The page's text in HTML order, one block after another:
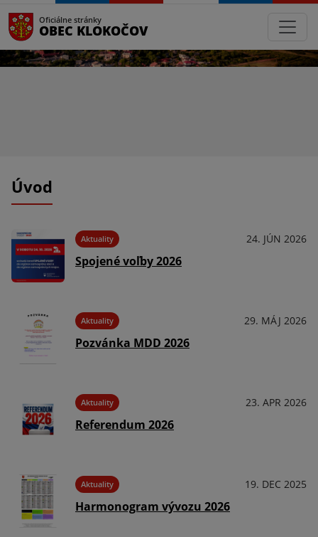
Oficiálne stránky
OBEC KLOKOČOV
Úvod
Aktuality 24. JÚN 2026
Spojené voľby 2026
Aktuality 29. MÁJ 2026
Pozvánka MDD 2026
Aktuality 23. APR 2026
Referendum 2026
Aktuality 19. DEC 2025
Harmonogram vývozu 2026